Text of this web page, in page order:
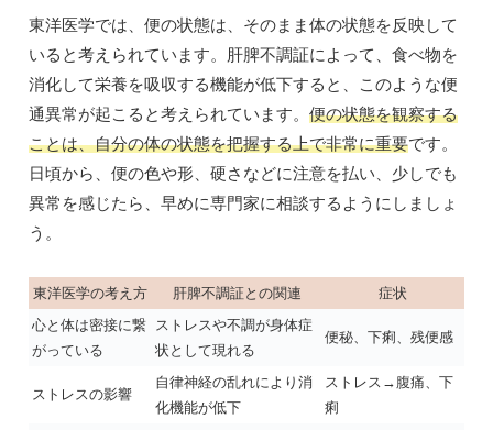
東洋医学では、便の状態は、そのまま体の状態を反映して
いると考えられています。肝脾不調証によって、食べ物を
消化して栄養を吸収する機能が低下すると、このような便
通異常が起こると考えられています。 便の状態を観察する
ことは、自分の体の状態を把握する上で非常に重要です。
日頃から、便の色や形、硬さなどに注意を払い、少しでも
異常を感じたら、早めに専門家に相談するようにしましょ
う。
東洋医学の考え方 肝脾不調証との関連
症状
心と体は密接に繋
がっている
ストレスや不調が身体症
状として現れる
便秘、下痢、残便感
ストレスの影響
自律神経の乱れにより消
化機能が低下
ストレス→腹痛、下
痢